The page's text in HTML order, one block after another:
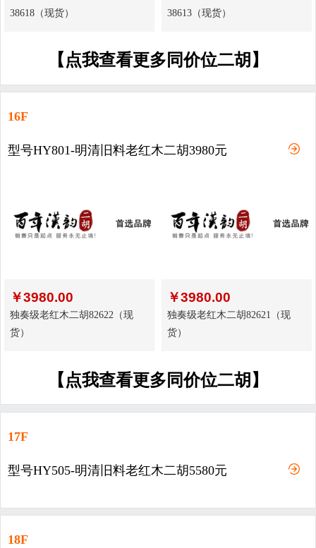
38618（现货）
38613（现货）
【点我查看更多同价位二胡】
16F
型号HY801-明清旧料老红木二胡3980元
￥3980.00
独奏级老红木二胡82622（现
货）
￥3980.00
独奏级老红木二胡82621（现
货）
【点我查看更多同价位二胡】
17F
型号HY505-明清旧料老红木二胡5580元
18F